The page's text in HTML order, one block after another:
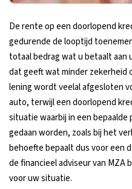
De rente op een doorlopend
gedurende de looptijd
totaal bedrag wat u betaalt aan
dat geeft wat minder zekerheid
lening wordt veelal afgesloten
auto, terwijl een doorlopend
situatie waarbij in een
gedaan worden, zoals bij het
behoefte bepaalt dus voor een
de financieel adviseur van MZA
voor uw situatie.